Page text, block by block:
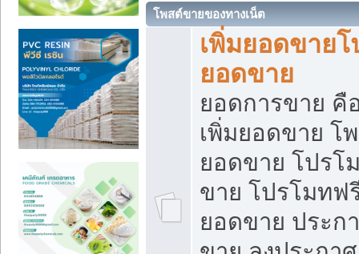
โพสต์ขายของทางเน็ต
เพิ่มยอดขาย
ยอดขาย
ยอดการขาย คื
เพิ่มยอดขาย โ
ยอดขาย โปรโ
ขาย โปรโมทฟ
ยอดขาย ประก